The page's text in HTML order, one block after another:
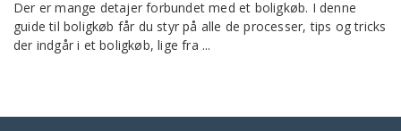
Der er mange detajer forbundet med et boligkøb. I denne
guide til boligkøb får du styr på alle de processer, tips og tricks
der indgår i et boligkøb, lige fra ...